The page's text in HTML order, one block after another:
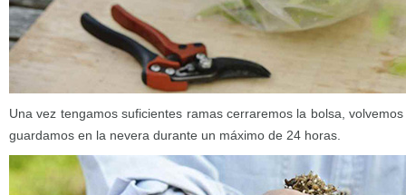
Una vez tengamos suficientes ramas cerraremos la bolsa,
guardamos en la nevera durante un máximo de 24 horas.